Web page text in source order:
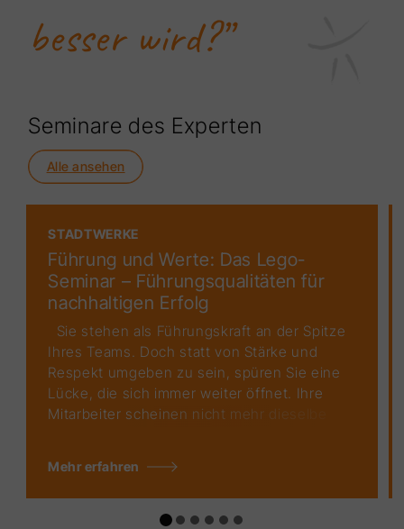
besser wird?”
Seminare des Experten
Alle ansehen
STADTWERKE
Führung und Werte: Das Lego-
Seminar – Führungsqualitäten für
nachhaltigen Erfolg
Sie stehen als Führungskraft an der Spitze
Ihres Teams. Doch statt von Stärke und
Respekt umgeben zu sein, spüren Sie eine
Lücke, die sich immer weiter öffnet. Ihre
Mitarbeiter scheinen nicht mehr dieselbe
Produktivität leidet und das Arbeitsklima ist
angespannt. In einer Welt, die immer
schneller wird und in den
Mehr erfahren